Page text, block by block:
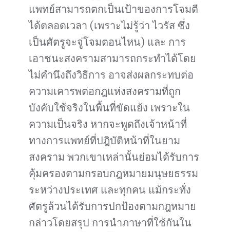
แพทย์สามารถตกเป็นเป้าของการโจมตี
ได้ตลอดเวลา (เพราะไม่รู้ว่า ไวรัส ซึ่ง
เป็นศัตรูจะจู่โจมตอนไหน) และ การ
เอาชนะสงครามสามารถกระทำได้โดย
ไม่คำนึงถึงวิธีการ อาจส่งผลกระทบต่อ
ความเคารพต่อกฎแห่งสงครามที่ถูก
บังคับใช้จริงในพื้นที่ขัดแย้ง เพราะใน
ความเป็นจริง หากจะพูดถึงเจ้าหน้าที่
ทางการแพทย์ที่ปฎิบัติหน้าที่ในยาม
สงคราม พวกเขาเหล่านั้นย่อมได้รับการ
คุ้มครองตามกรอบกฎหมายมนุษยธรรม
ระหว่างประเทศ และทุกคน แม้กระทั่ง
ศัตรูล้วนได้รับการปกป้องตามกฎหมาย
กล่าวโดยสรุป การนำภาษาที่ใช้กันใน